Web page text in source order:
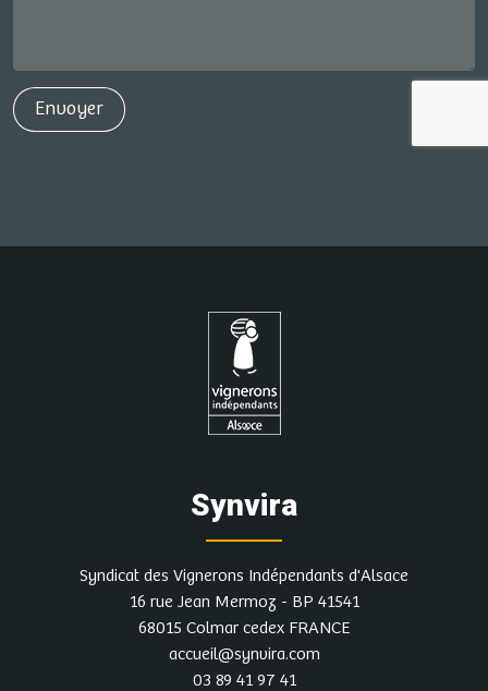
Synvira
Syndicat des Vignerons Indépendants d'Alsace
16 rue Jean Mermoz - BP 41541
68015 Colmar cedex FRANCE
accueil@synvira.com
03 89 41 97 41